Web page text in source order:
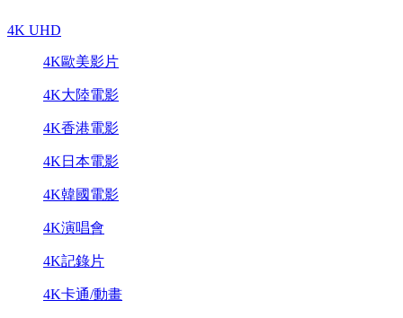
4K UHD
4K歐美影片
4K大陸電影
4K香港電影
4K日本電影
4K韓國電影
4K演唱會
4K記錄片
4K卡通/動畫